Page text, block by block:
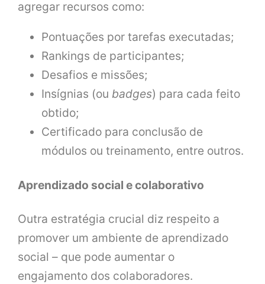
agregar recursos como:
Pontuações por tarefas executadas;
Rankings de participantes;
Desafios e missões;
Insígnias (ou badges) para cada feito
obtido;
Certificado para conclusão de
módulos ou treinamento, entre outros.
Aprendizado social e colaborativo
Outra estratégia crucial diz respeito a
promover um ambiente de aprendizado
social – que pode aumentar o
engajamento dos colaboradores.